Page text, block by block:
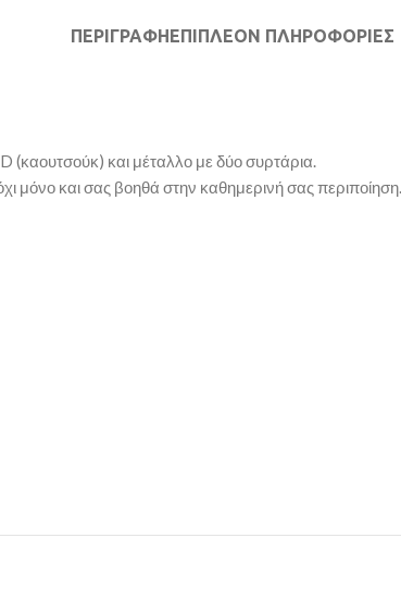
ΠΕΡΙΓΡΑΦΉΕΠΙΠΛΈΟΝ ΠΛΗΡΟΦΟΡΊΕΣ
και μέταλλο με δύο συρτάρια.
μόνο και σας βοηθά στην καθημερινή σας περιποίηση.